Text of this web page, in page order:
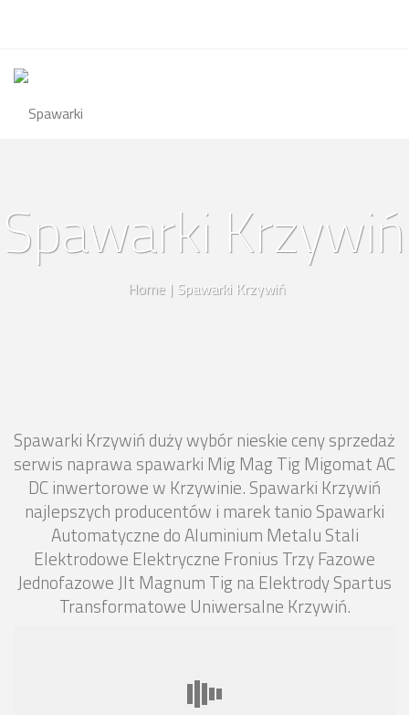
Spawarki Krzywiń
Home | Spawarki Krzywiń
Spawarki Krzywiń duży wybór nieskie ceny sprzedaż
serwis naprawa spawarki Mig Mag Tig Migomat AC
DC inwertorowe w Krzywinie. Spawarki Krzywiń
najlepszych producentów i marek tanio Spawarki
Automatyczne do Aluminium Metalu Stali
Elektrodowe Elektryczne Fronius Trzy Fazowe
Jednofazowe Jlt Magnum Tig na Elektrody Spartus
Transformatowe Uniwersalne Krzywiń.